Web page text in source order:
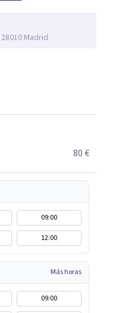
regresiva para el
Madrid
80 €
09:00
12:00
Más horas
09:00